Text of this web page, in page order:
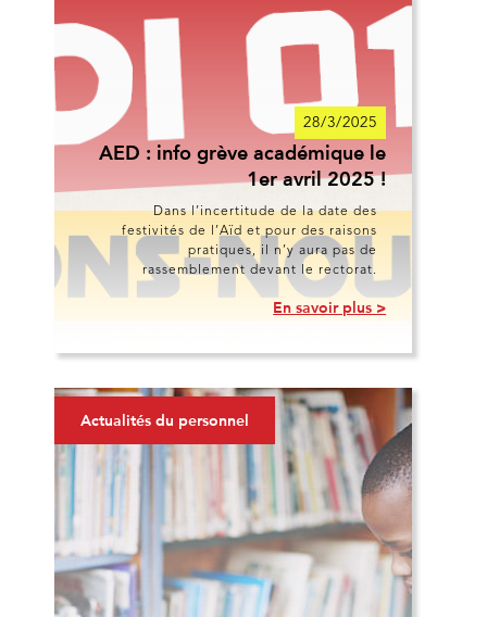
28/3/2025
AED : info grève académique le
1er avril 2025 !
Dans l’incertitude de la date des
festivités de l’Aïd et pour des raisons
pratiques, il n’y aura pas de
rassemblement devant le rectorat.
En savoir plus >
Actualités du personnel